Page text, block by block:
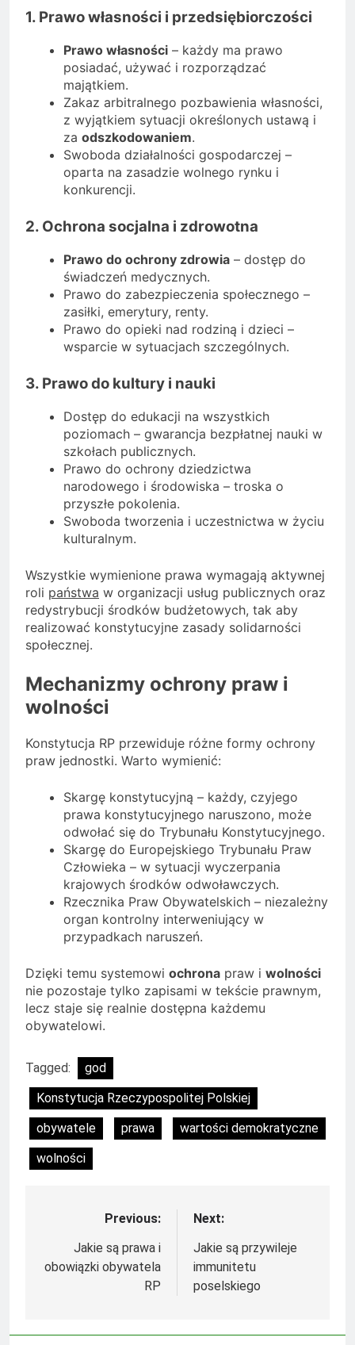
1. Prawo własności i przedsiębiorczości
Prawo własności – każdy ma prawo
posiadać, używać i rozporządzać
majątkiem.
Zakaz arbitralnego pozbawienia własności,
z wyjątkiem sytuacji określonych ustawą i
za odszkodowaniem.
Swoboda działalności gospodarczej –
oparta na zasadzie wolnego rynku i
konkurencji.
2. Ochrona socjalna i zdrowotna
Prawo do ochrony zdrowia – dostęp do
świadczeń medycznych.
Prawo do zabezpieczenia społecznego –
zasiłki, emerytury, renty.
Prawo do opieki nad rodziną i dzieci –
wsparcie w sytuacjach szczególnych.
3. Prawo do kultury i nauki
Dostęp do edukacji na wszystkich
poziomach – gwarancja bezpłatnej nauki w
szkołach publicznych.
Prawo do ochrony dziedzictwa
narodowego i środowiska – troska o
przyszłe pokolenia.
Swoboda tworzenia i uczestnictwa w życiu
kulturalnym.
Wszystkie wymienione prawa wymagają aktywnej
roli państwa w organizacji usług publicznych oraz
redystrybucji środków budżetowych, tak aby
realizować konstytucyjne zasady solidarności
społecznej.
Mechanizmy ochrony praw i
wolności
Konstytucja RP przewiduje różne formy ochrony
praw jednostki. Warto wymienić:
Skargę konstytucyjną – każdy, czyjego
prawa konstytucyjnego naruszono, może
odwołać się do Trybunału Konstytucyjnego.
Skargę do Europejskiego Trybunału Praw
Człowieka – w sytuacji wyczerpania
krajowych środków odwoławczych.
Rzecznika Praw Obywatelskich – niezależny
organ kontrolny interweniujący w
przypadkach naruszeń.
Dzięki temu systemowi ochrona praw i wolności
nie pozostaje tylko zapisami w tekście prawnym,
lecz staje się realnie dostępna każdemu
obywatelowi.
Tagged:
god
Konstytucja Rzeczypospolitej Polskiej
obywatele
prawa
wartości demokratyczne
wolności
Nawigacja
wpisu
Previous:
Jakie są prawa i
obowiązki obywatela
RP
Next:
Jakie są przywileje
immunitetu
poselskiego